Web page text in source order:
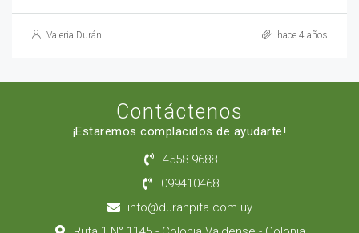
Valeria Durán hace 4 años
Contáctenos
¡Estaremos complacidos de ayudarte!
4558 9688
099410468
info@duranpita.com.uy